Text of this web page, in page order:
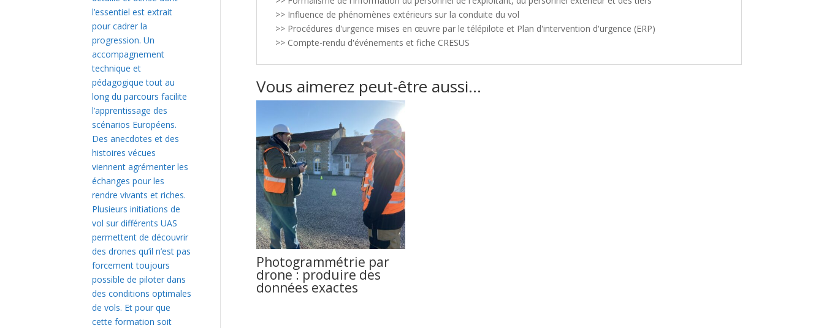
>> Influence de phénomènes extérieurs sur la conduite du vol
>> Procédures d'urgence mises en œuvre par le télépilote et Plan d'intervention d'urgence (ERP)
>> Compte-rendu d'événements et fiche CRESUS
Vous aimerez peut-être aussi…
Photogrammétrie par
drone : produire des
données exactes
l’essentiel est extrait
pour cadrer la
progression. Un
accompagnement
technique et
pédagogique tout au
long du parcours facilite
l’apprentissage des
scénarios Européens.
Des anecdotes et des
histoires vécues
viennent agrémenter les
échanges pour les
rendre vivants et riches.
Plusieurs initiations de
vol sur différents UAS
permettent de découvrir
des drones qu’il n’est pas
forcement toujours
possible de piloter dans
des conditions optimales
de vols. Et pour que
cette formation soit